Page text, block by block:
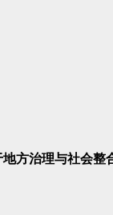
方治理与社会整